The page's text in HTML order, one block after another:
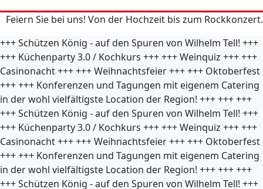
Feiern Sie bei uns! Von der Hochzeit bis zum Rockkonzert.
+++Schützen König - auf den Spuren von Wilhelm Tell! +++
+++ Küchenparty 3.0 / Kochkurs ++++++Weinquiz ++++++
Casinonacht++++++Weihnachtsfeier++++++ Oktoberfest
++++++ Konferenzen und Tagungen mit eigenem Catering
in der wohl vielfältigste Location der Region! +++++++++
+++Schützen König - auf den Spuren von Wilhelm Tell! +++
+++ Küchenparty 3.0 / Kochkurs ++++++Weinquiz ++++++
Casinonacht++++++Weihnachtsfeier++++++ Oktoberfest
++++++ Konferenzen und Tagungen mit eigenem Catering
in der wohl vielfältigste Location der Region! +++++++++
+++Schützen König - auf den Spuren von Wilhelm Tell! +++